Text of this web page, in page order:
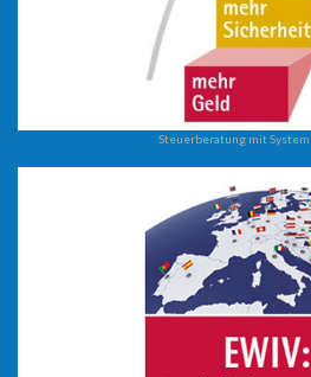
Steuerberatung mit System